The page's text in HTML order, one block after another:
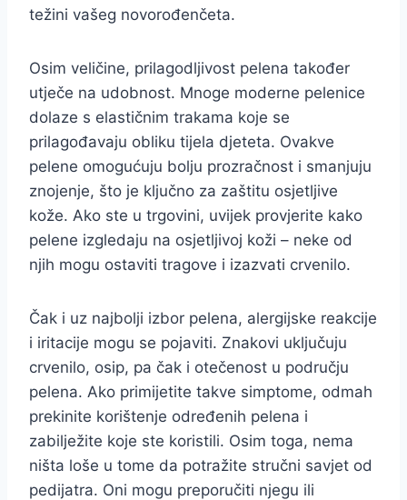
težini vašeg novorođenčeta.
Osim veličine, prilagodljivost pelena također
utječe na udobnost. Mnoge moderne pelenice
dolaze s elastičnim trakama koje se
prilagođavaju obliku tijela djeteta. Ovakve
pelene omogućuju bolju prozračnost i smanjuju
znojenje, što je ključno za zaštitu osjetljive
kože. Ako ste u trgovini, uvijek provjerite kako
pelene izgledaju na osjetljivoj koži – neke od
njih mogu ostaviti tragove i izazvati crvenilo.
Čak i uz najbolji izbor pelena, alergijske reakcije
i iritacije mogu se pojaviti. Znakovi uključuju
crvenilo, osip, pa čak i otečenost u području
pelena. Ako primijetite takve simptome, odmah
prekinite korištenje određenih pelena i
zabilježite koje ste koristili. Osim toga, nema
ništa loše u tome da potražite stručni savjet od
pedijatra. Oni mogu preporučiti njegu ili